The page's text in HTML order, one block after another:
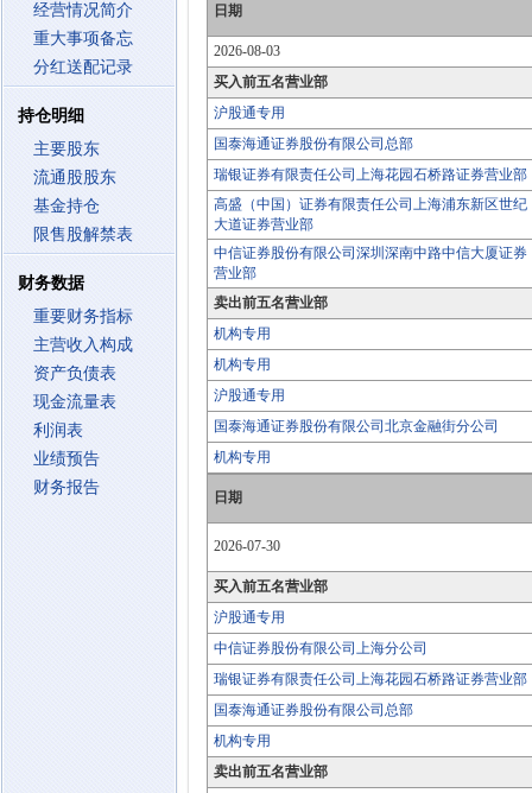
经营情况简介
重大事项备忘
分红送配记录
持仓明细
主要股东
流通股股东
基金持仓
限售股解禁表
财务数据
重要财务指标
主营收入构成
资产负债表
现金流量表
利润表
业绩预告
财务报告
日期
2026-08-03
买入前五名营业部
沪股通专用
国泰海通证券股份有限公司总部
瑞银证券有限责任公司上海花园石桥路证券营业部
高盛（中国）证券有限责任公司上海浦东新区世纪
大道证券营业部
中信证券股份有限公司深圳深南中路中信大厦证券
营业部
卖出前五名营业部
机构专用
机构专用
沪股通专用
国泰海通证券股份有限公司北京金融街分公司
机构专用
日期
2026-07-30
买入前五名营业部
沪股通专用
中信证券股份有限公司上海分公司
瑞银证券有限责任公司上海花园石桥路证券营业部
国泰海通证券股份有限公司总部
机构专用
卖出前五名营业部